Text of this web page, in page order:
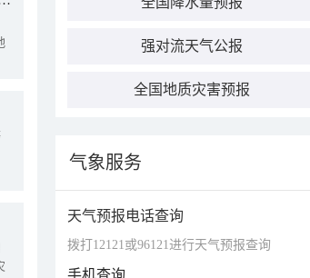
强对流天气公报
全国地质灾害预报
气象服务
天气预报电话查询
拨打12121或96121进行天气预报查询
手机查询